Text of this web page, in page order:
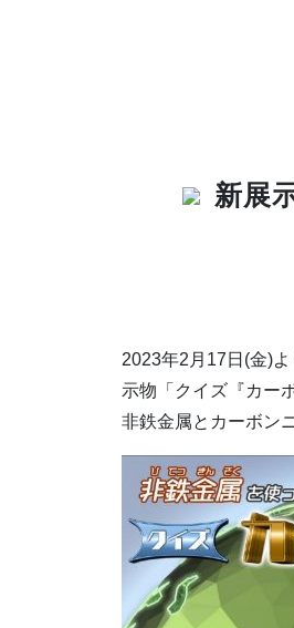
新展
2023年2月17日(金)
示物「クイズ『カー
非鉄金属とカーボン